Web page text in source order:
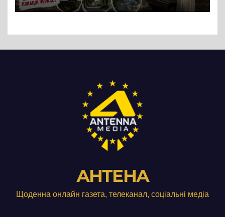
АНТЕНА
Щоденна онлайн газета, телеканал, соціальні медіа